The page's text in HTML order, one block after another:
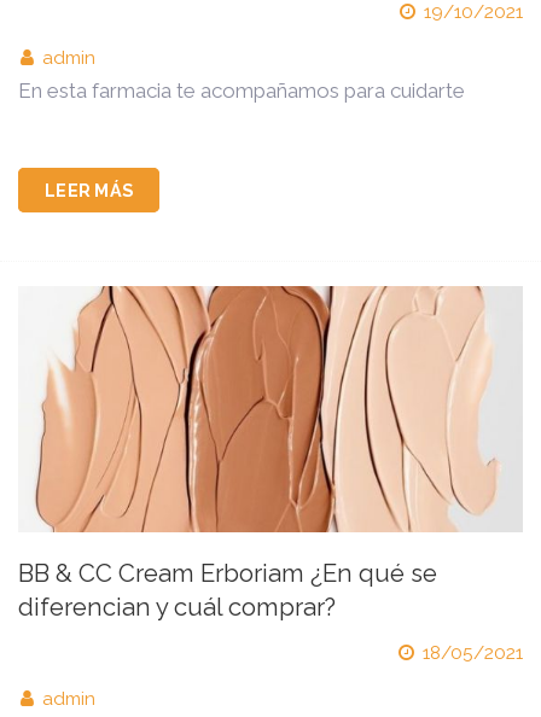
19/10/2021
admin
En esta farmacia te acompañamos para cuidarte
LEER MÁS
BB & CC Cream Erboriam ¿En qué se
diferencian y cuál comprar?
18/05/2021
admin